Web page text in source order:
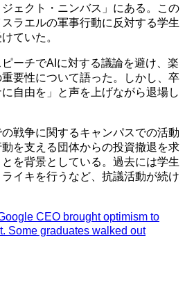
ェクト・ニンバス」にある。この
ラエルの軍事行動に反対する学生
ていた。
ーチでAIに対する議論を避け、楽
要性について語った。しかし、卒
自由を」と声を上げながら退場し
戦争に関するキャンパスでの活動
を支える団体からの投資撤退を求
を背景としている。過去には学生
イキを行うなど、抗議活動が続け
CEO brought optimism to
Some graduates walked out